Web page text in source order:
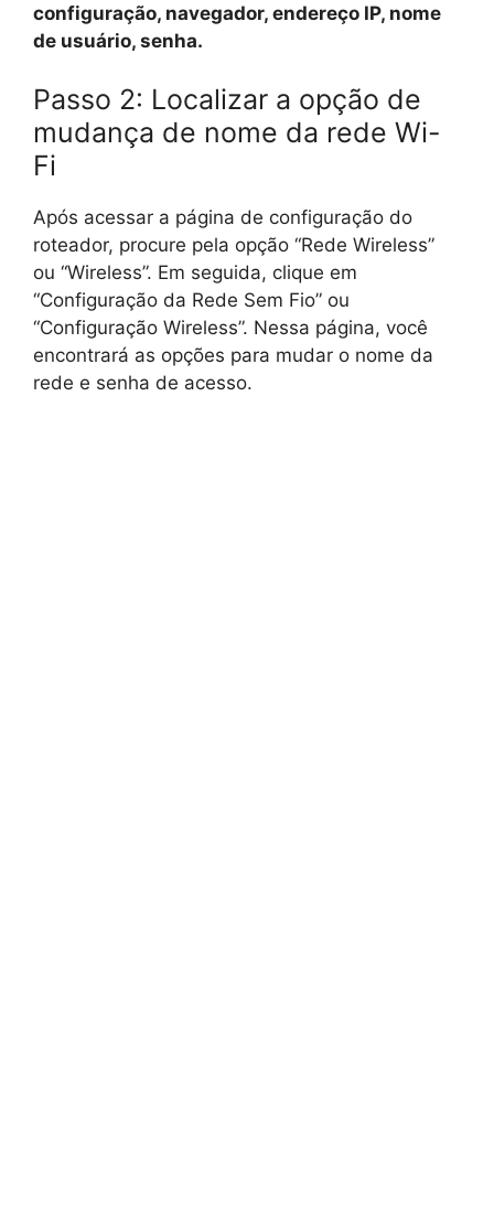
configuração, navegador, endereço IP, nome
de usuário, senha.
Passo 2: Localizar a opção de
mudança de nome da rede Wi-
Fi
Após acessar a página de configuração do
roteador, procure pela opção “Rede Wireless”
ou “Wireless”. Em seguida, clique em
“Configuração da Rede Sem Fio” ou
“Configuração Wireless”. Nessa página, você
encontrará as opções para mudar o nome da
rede e senha de acesso.